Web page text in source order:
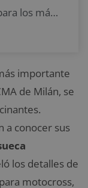
Anatomía perfecta para los más pequeños
importante
de Milán, se
a conocer sus
los detalles de
motocross,